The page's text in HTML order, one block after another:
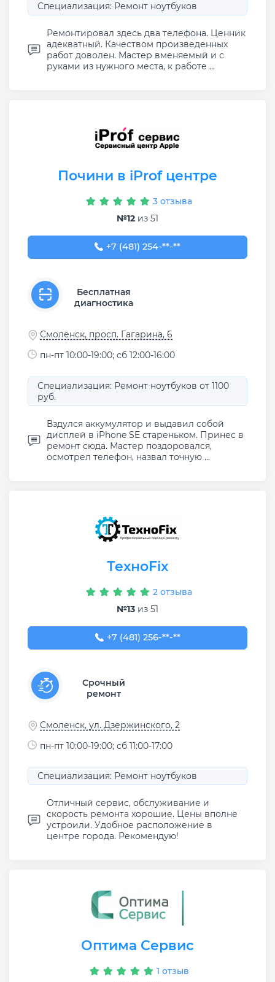
Специализация: Ремонт ноутбуков
Ремонтировал здесь два телефона. Ценник
адекватный. Качеством произведенных
работ доволен. Мастер вменяемый и с
руками из нужного места, к работе ...
Почини в iProf центре
3 отзыва
№12 из 51
+7 (481) 254-32-55
+7 (481) 254-**-**
Бесплатная
диагностика
Смоленск, просп. Гагарина, 6
пн-пт 10:00-19:00; сб 12:00-16:00
Специализация: Ремонт ноутбуков от 1100
руб.
Вздулся аккумулятор и выдавил собой
дисплей в iPhone SE стареньком. Принес в
ремонт сюда. Мастер поздоровался,
осмотрел телефон, назвал точную ...
ТехноFix
2 отзыва
№13 из 51
+7 (481) 256-89-79
+7 (481) 256-**-**
Срочный
ремонт
Смоленск, ул. Дзержинского, 2
пн-пт 10:00-19:00; сб 11:00-17:00
Специализация: Ремонт ноутбуков
Отличный сервис, обслуживание и
скорость ремонта хорошие. Цены вполне
устроили. Удобное расположение в
центре города. Рекомендую!
Оптима Сервис
1 отзыв